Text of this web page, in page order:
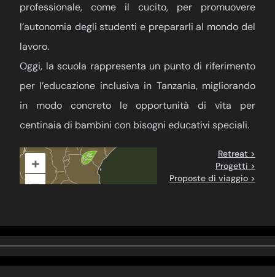
professionale, come il cucito, per promuovere
l’autonomia degli studenti e prepararli al mondo del
lavoro.
Oggi, la scuola rappresenta un punto di riferimento
per l’educazione inclusiva in Tanzania, migliorando
in modo concreto le opportunità di vita per
centinaia di bambini con bisogni educativi speciali.
+
–
Retreat >
Progetti >
Proposte di viaggio >